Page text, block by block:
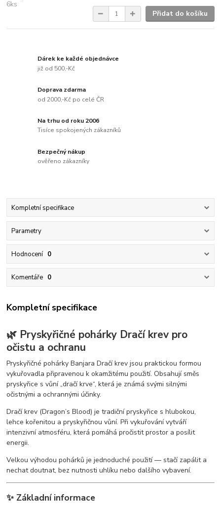
Přidat do košíku
Dárek ke každé objednávce
již od 500,-Kč
Doprava zdarma
od 2000,-Kč po celé ČR
Na trhu od roku 2006
Tisíce spokojených zákazníků
Bezpečný nákup
ověřeno zákazníky
Kompletní specifikace
Parametry
Hodnocení 0
Komentáře 0
Kompletní specifikace
🌿 Pryskyřičné pohárky Dračí krev pro
očistu a ochranu
Pryskyřičné pohárky Banjara Dračí krev jsou praktickou formou
vykuřovadla připravenou k okamžitému použití. Obsahují směs
pryskyřice s vůní „dračí krve“, která je známá svými silnými
očistnými a ochrannými účinky.
Dračí krev (Dragon’s Blood) je tradiční pryskyřice s hlubokou,
lehce kořenitou a pryskyřičnou vůní. Při vykuřování vytváří
intenzivní atmosféru, která pomáhá pročistit prostor a posílit
energii.
Velkou výhodou pohárků je jednoduché použití — stačí zapálit a
nechat doutnat, bez nutnosti uhlíku nebo dalšího vybavení.
✨ Základní informace